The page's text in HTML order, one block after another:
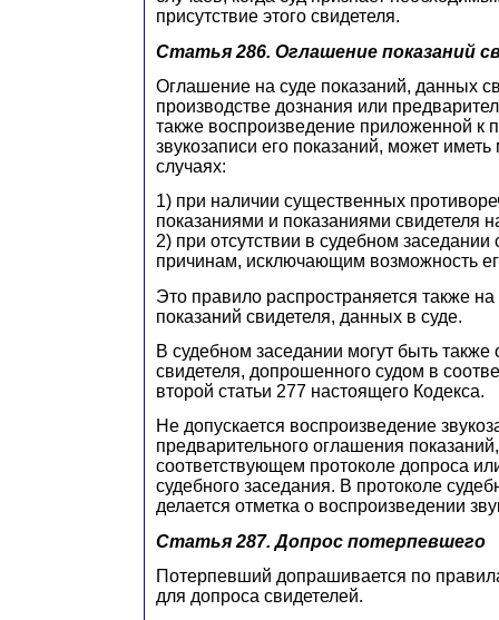
присутствие этого свидетеля.
Статья 286. Оглашение показаний
Оглашение на суде показаний, данных
производстве дознания или
также воспроизведение приложенной к
звукозаписи его показаний, может
случаях:
1) при наличии существенных
показаниями и показаниями свидетеля
2) при отсутствии в судебном заседании
причинам, исключающим возможность
Это правило распространяется также
показаний свидетеля, данных в суде.
В судебном заседании могут быть
свидетеля, допрошенного судом в
второй статьи 277 настоящего Кодекса.
Не допускается воспроизведение
предварительного оглашения
соответствующем протоколе допроса
судебного заседания. В протоколе
делается отметка о воспроизведении
Статья 287. Допрос потерпевшего
Потерпевший допрашивается по
для допроса свидетелей.